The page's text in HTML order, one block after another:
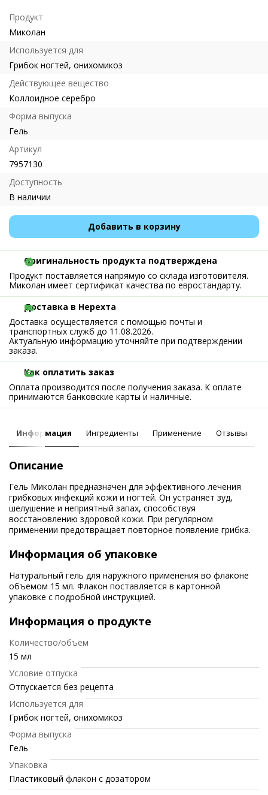
Продукт
Миколан
Используется для
Грибок ногтей, онихомикоз
Действующее вещество
Коллоидное серебро
Форма выпуска
Гель
Артикул
7957130
Доступность
В наличии
Добавить в корзину
Оригинальность продукта подтверждена
Продукт поставляется напрямую со склада изготовителя.
Миколан имеет сертификат качества по евростандарту.
Доставка в Нерехта
Доставка осуществляется с помощью почты и
транспортных служб до 11.08.2026.
Актуальную информацию уточняйте при подтверждении
заказа.
Как оплатить заказ
Оплата производится после получения заказа. К оплате
принимаются банковские карты и наличные.
Информация Ингредиенты Применение Отзывы
Описание
Гель Миколан предназначен для эффективного лечения
грибковых инфекций кожи и ногтей. Он устраняет зуд,
шелушение и неприятный запах, способствуя
восстановлению здоровой кожи. При регулярном
применении предотвращает повторное появление грибка.
Информация об упаковке
Натуральный гель для наружного применения во флаконе
объемом 15 мл. Флакон поставляется в картонной
упаковке с подробной инструкцией.
Информация о продукте
Количество/объем
15 мл
Условие отпуска
Отпускается без рецепта
Используется для
Грибок ногтей, онихомикоз
Форма выпуска
Гель
Упаковка
Пластиковый флакон с дозатором